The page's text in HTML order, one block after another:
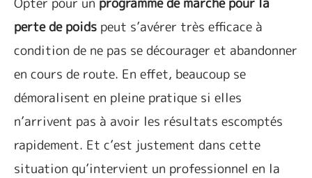
perte de poids peut s’avérer très efficace à
condition de ne pas se décourager et abandonner
en cours de route. En effet, beaucoup se
démoralisent en pleine pratique si elles
n’arrivent pas à avoir les résultats escomptés
rapidement. Et c’est justement dans cette
situation qu’intervient un professionnel en la